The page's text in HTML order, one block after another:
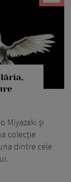
Miyazaki și
colecție
dintre cele